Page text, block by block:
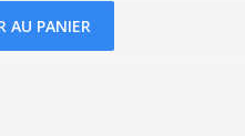
AU PANIER